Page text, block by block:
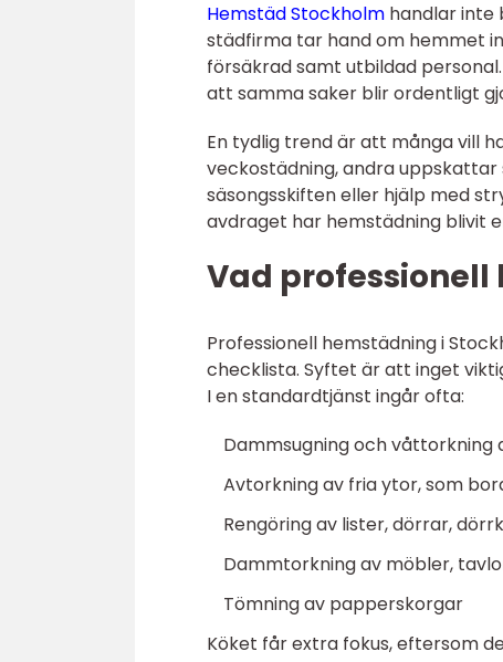
Hemstäd Stockholm handlar inte
städfirma tar hand om hemmet
försäkrad samt utbildad
att samma saker blir ordentligt
En tydlig trend är att många vill
veckostädning, andra
säsongsskiften eller hjälp med
avdraget har hemstädning blivit
Vad
Professionell hemstädning i
checklista. Syftet är att inget
I en standardtjänst ingår ofta:
Dammsugning och våttorkning
Avtorkning av fria ytor, som
Rengöring av lister, dörrar,
Dammtorkning av möbler,
Tömning av papperskorgar
Köket får extra fokus, eftersom